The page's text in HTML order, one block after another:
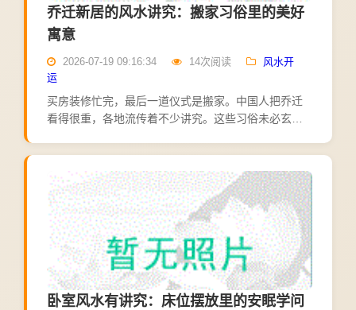
乔迁新居的风水讲究：搬家习俗里的美好
寓意
2026-07-19 09:16:34 14次阅读
风水开
运
买房装修忙完，最后一道仪式是搬家。中国人把乔迁
看得很重，各地流传着不少讲究。这些习俗未必玄
统上搬家要选黄道吉日，避开与家人生肖相冲的日
子，民间最常用的说法...
卧室风水有讲究：床位摆放里的安眠学问